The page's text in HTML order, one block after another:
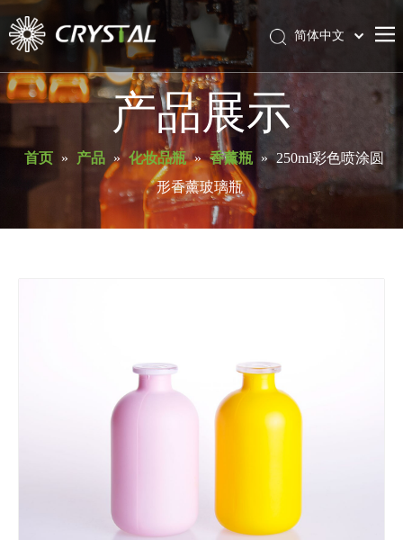
首页
产品
服务与支持
简体中文
产品展示
首页 » 产品 » 化妆品瓶 » 香薰瓶 » 250ml彩色喷涂圆
形香薰玻璃瓶